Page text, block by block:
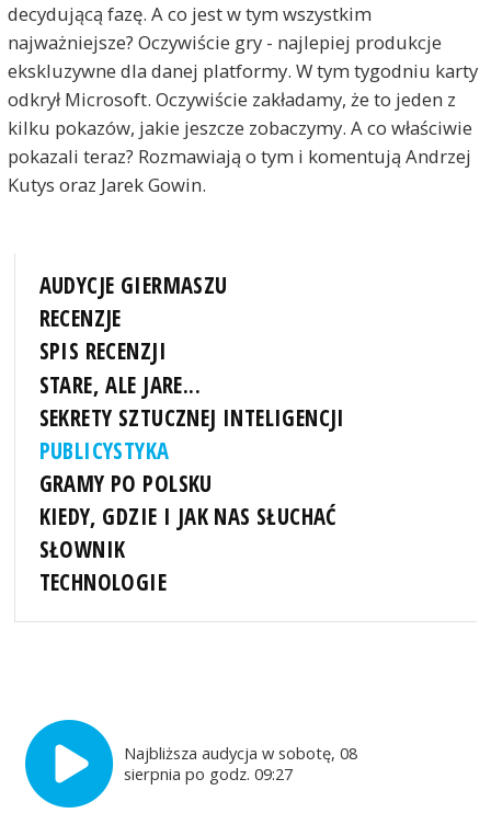
decydującą fazę. A co jest w tym wszystkim
najważniejsze? Oczywiście gry - najlepiej produkcje
ekskluzywne dla danej platformy. W tym tygodniu karty
odkrył Microsoft. Oczywiście zakładamy, że to jeden z
kilku pokazów, jakie jeszcze zobaczymy. A co właściwie
pokazali teraz? Rozmawiają o tym i komentują Andrzej
Kutys oraz Jarek Gowin.
AUDYCJE GIERMASZU
RECENZJE
SPIS RECENZJI
STARE, ALE JARE...
SEKRETY SZTUCZNEJ INTELIGENCJI
PUBLICYSTYKA
GRAMY PO POLSKU
KIEDY, GDZIE I JAK NAS SŁUCHAĆ
SŁOWNIK
TECHNOLOGIE
Najbliższa audycja w sobotę, 08
sierpnia po godz. 09:27